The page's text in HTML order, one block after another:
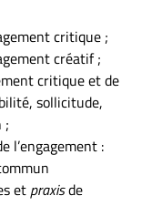
critique ;
créatif ;
critique et de
sollicitude,
;
l’engagement :
et praxisde